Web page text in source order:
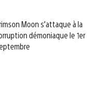
Moon s’attaque à la
démoniaque le 1er